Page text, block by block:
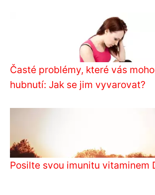
Časté problémy, které vás
hubnutí: Jak se jim vyvarovat?
Posilte svou imunitu vitaminem